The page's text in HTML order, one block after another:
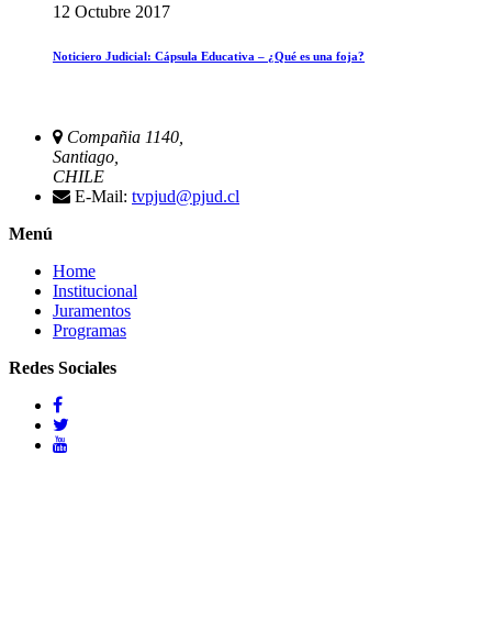
12 Octubre 2017
Noticiero Judicial: Cápsula Educativa – ¿Qué es una foja?
Compañia 1140,
Santiago,
CHILE
E-Mail: tvpjud@pjud.cl
Menú
Home
Institucional
Juramentos
Programas
Redes Sociales